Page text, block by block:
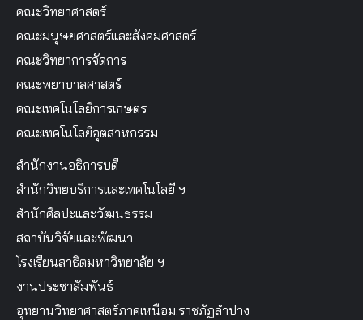
คณะวิทยาศาสตร์
คณะมนุษยศาสตร์และสังคมศาสตร์
คณะวิทยาการจัดการ
คณะพยาบาลศาสตร์
คณะเทคโนโลยีการเกษตร
คณะเทคโนโลยีอุตสาหกรรม
สำนักงานอธิการบดี
สำนักวิทยบริการและเทคโนโลยี ฯ
สำนักศิลปะและวัฒนธรรม
สถาบันวิจัยและพัฒนา
โรงเรียนสาธิตมหาวิทยาลัย ฯ
งานประชาสัมพันธ์
อุทยานวิทยาศาสตร์ภาคเหนือม.ราชภัฏลำปาง